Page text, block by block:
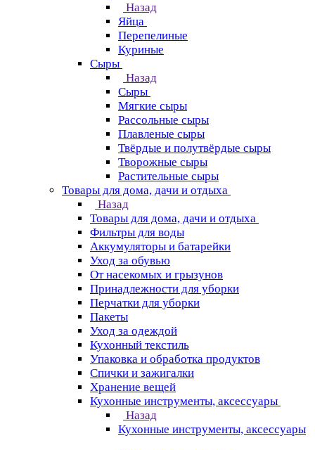
Назад
Яйца
Перепелиные
Куриные
Сыры
Назад
Сыры
Мягкие сыры
Рассольные сыры
Плавленые сыры
Твёрдые и полутвёрдые сыры
Творожные сыры
Растительные сыры
Товары для дома, дачи и отдыха
Назад
Товары для дома, дачи и отдыха
Фильтры для воды
Аккумуляторы и батарейки
Уход за обувью
От насекомых и грызунов
Принадлежности для уборки
Перчатки для уборки
Пакеты
Уход за одеждой
Кухонный текстиль
Упаковка и обработка продуктов
Спички и зажигалки
Хранение вещей
Кухонные инструменты, аксессуары
Назад
Кухонные инструменты, аксессуары